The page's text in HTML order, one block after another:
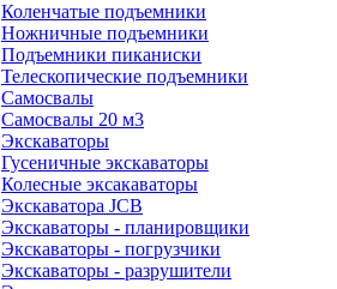
Коленчатые подъемники
Ножничные подъемники
Подъемники пиканиски
Телескопические подъемники
Самосвалы
Самосвалы 20 м3
Экскаваторы
Гусеничные экскаваторы
Колесные эксакаваторы
Экскаватора JCB
Экскаваторы - планировщики
Экскаваторы - погрузчики
Экскаваторы - разрушители